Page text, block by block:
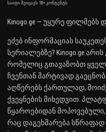
საიტი შეიცავს 18+ კონტენტს
Kinogo.ge — უყურე
ეძებ ინფორმაციას
სერიალებზე? Kinogo.ge
რომელიც გთავაზობთ
ჩვენთან მარტივად
აღწერებს ქართულად,
ქვეყნების მიხედვით.
წყაროებიდან
რაც დაგეხმარება